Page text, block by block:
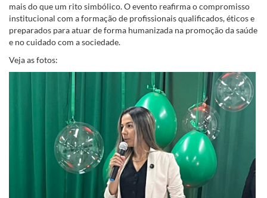
mais do que um rito simbólico. O evento reafirma o compromisso
institucional com a formação de profissionais qualificados, éticos e
preparados para atuar de forma humanizada na promoção da saúde
e no cuidado com a sociedade.
Veja as fotos: